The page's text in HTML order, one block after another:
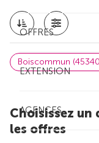
OFFRES
EXTENSION
AGENCES
Boiscommun
Choisissez
les offres